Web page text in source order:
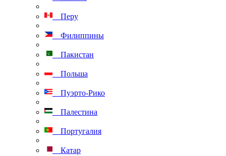
Перу
Филиппины
Пакистан
Польша
Пуэрто-Рико
Палестина
Португалия
Катар